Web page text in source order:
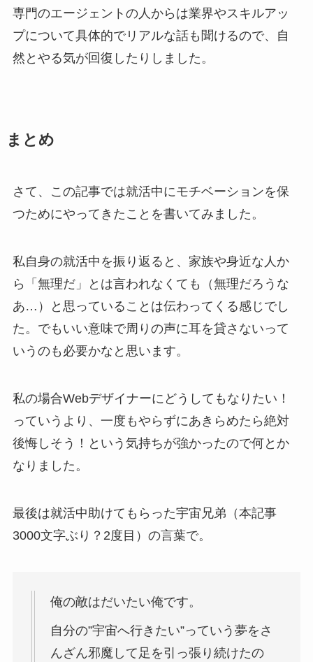
専門のエージェントの人からは業界やスキルアッ
プについて具体的でリアルな話も聞けるので、自
然とやる気が回復したりしました。
まとめ
さて、この記事では就活中にモチベーションを保
つためにやってきたことを書いてみました。
私自身の就活中を振り返ると、家族や身近な人か
ら「無理だ」とは言われなくても（無理だろうな
あ…）と思っていることは伝わってくる感じでし
た。でもいい意味で周りの声に耳を貸さないって
いうのも必要かなと思います。
私の場合Webデザイナーにどうしてもなりたい！
っていうより、一度もやらずにあきらめたら絶対
後悔しそう！という気持ちが強かったので何とか
なりました。
最後は就活中助けてもらった宇宙兄弟（本記事
3000文字ぶり？2度目）の言葉で。
俺の敵はだいたい俺です。
自分の”宇宙へ行きたい”っていう夢をさ
んざん邪魔して足を引っ張り続けたの